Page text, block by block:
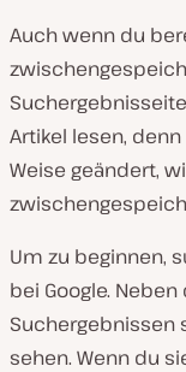
Auch wenn du
Artikel lesen, denn
Weise geändert,
Um zu beginnen,
bei Google.
Suchergebnissen
sehen. Wenn du